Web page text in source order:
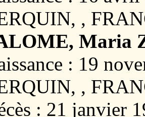
,
Maria
: 19
,
: 21 janvier